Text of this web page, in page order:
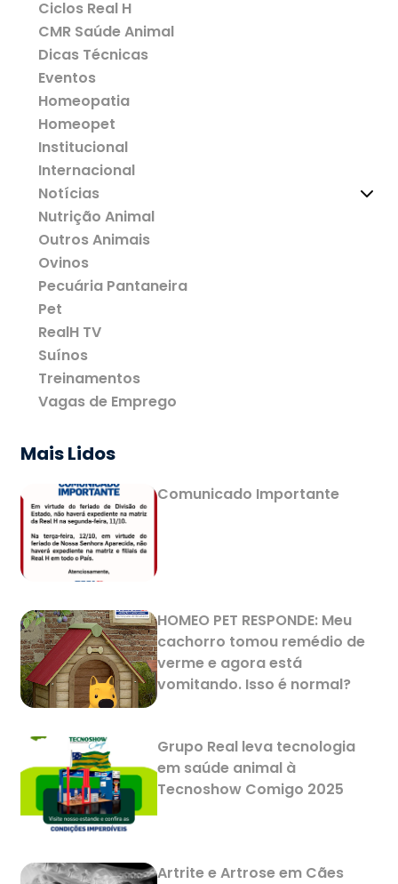
Ciclos Real H
CMR Saúde Animal
Dicas Técnicas
Eventos
Homeopatia
Homeopet
Institucional
Internacional
Notícias
Nutrição Animal
Outros Animais
Ovinos
Pecuária Pantaneira
Pet
RealH TV
Suínos
Treinamentos
Vagas de Emprego
Mais Lidos
Comunicado Importante
HOMEO PET RESPONDE: Meu
cachorro tomou remédio de
verme e agora está
vomitando. Isso é normal?
Grupo Real leva tecnologia
em saúde animal à
Tecnoshow Comigo 2025
Artrite e Artrose em Cães